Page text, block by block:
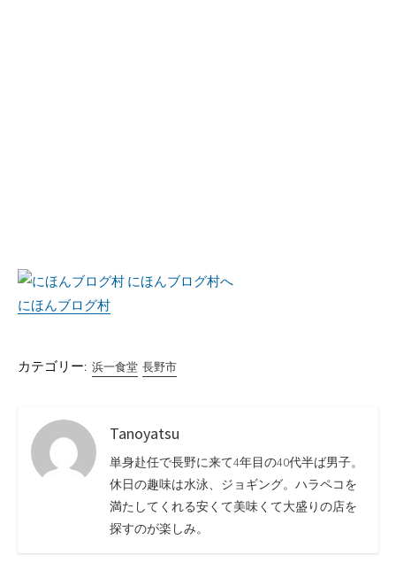
にほんブログ村
カテゴリー: 浜一食堂 長野市
Tanoyatsu
単身赴任で長野に来て4年目の40代半ば男子。
休日の趣味は水泳、ジョギング。ハラペコを
満たしてくれる安くて美味くて大盛りの店を
探すのが楽しみ。